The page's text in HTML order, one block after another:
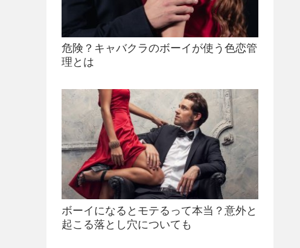
危険？キャバクラのボーイが使う色恋管
理とは
ボーイになるとモテるって本当？意外と
起こる落とし穴についても